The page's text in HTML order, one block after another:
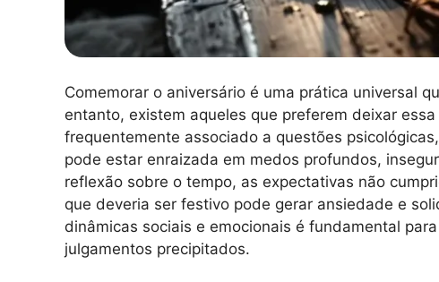
Comemorar o aniversário é uma prática universal
entanto, existem aqueles que preferem deixar
frequentemente associado a questões
pode estar enraizada em medos profundos,
reflexão sobre o tempo, as expectativas não
que deveria ser festivo pode gerar ansiedade e
dinâmicas sociais e emocionais é fundamental
julgamentos precipitados.